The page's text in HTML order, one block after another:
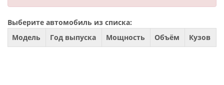
Выберите автомобиль из списка:
Модель
Год выпуска Мощность Объём Кузов